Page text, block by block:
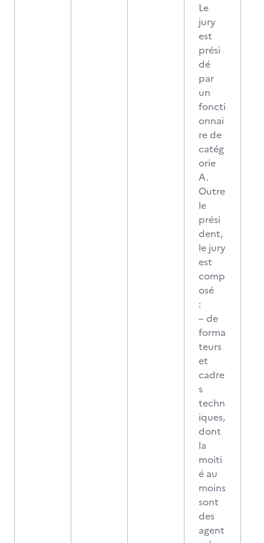
Le
jury
est
prési
dé
par
un
foncti
onnai
re de
catég
orie
A.
Outre
le
prési
dent,
le jury
est
comp
osé
:
– de
forma
teurs
et
cadre
s
techn
iques,
dont
la
moiti
é au
moins
sont
des
agent